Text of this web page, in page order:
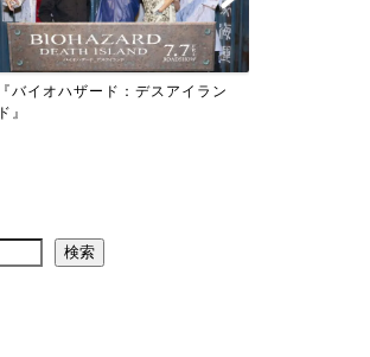
『バイオハザード：デスアイラン
ド』
検索